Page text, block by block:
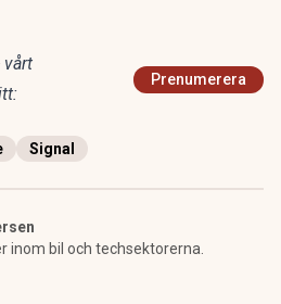
vårt
Prenumerera
Signal
inom bil och techsektorerna.